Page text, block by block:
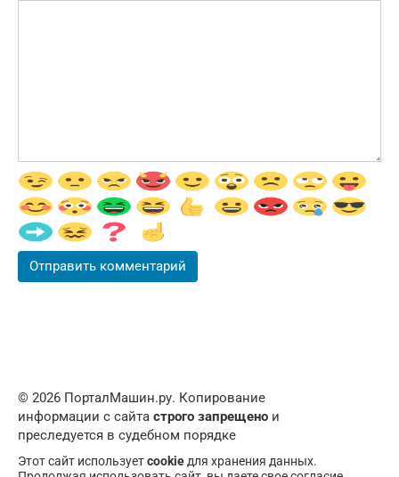
© 2026 ПорталМашин.ру. Копирование
информации с сайта строго запрещено и
преследуется в судебном порядке
Этот сайт используетcookie для хранения данных.